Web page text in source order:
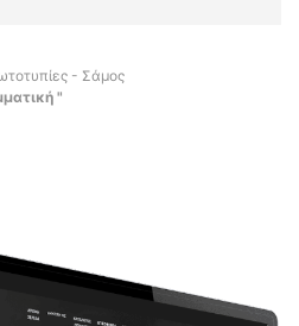
- Σάμος
"